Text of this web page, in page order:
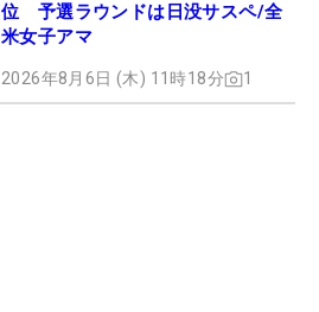
位 予選ラウンドは日没サスペ/全
米女子アマ
2026年8月6日 (木) 11時18分 1